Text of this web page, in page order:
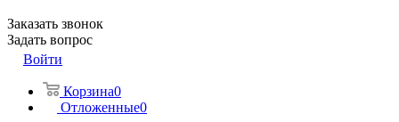
Заказать звонок
Задать вопрос
Войти
Корзина0
Отложенные0